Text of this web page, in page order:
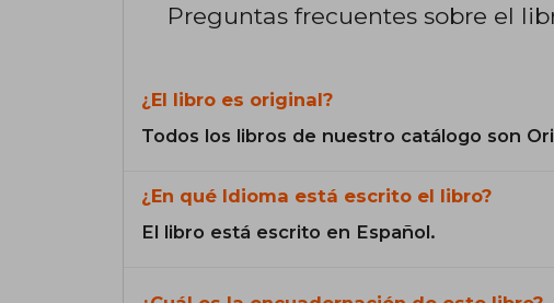
Preguntas frecuentes sobre el
¿El libro es original?
Todos los libros de nuestro catálogo son
¿En qué Idioma está escrito el libro?
El libro está escrito en Español.